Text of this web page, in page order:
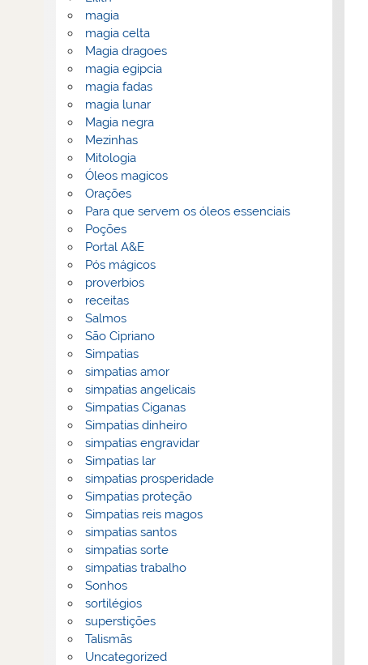
magia
magia celta
Magia dragoes
magia egipcia
magia fadas
magia lunar
Magia negra
Mezinhas
Mitologia
Óleos magicos
Orações
Para que servem os óleos essenciais
Poções
Portal A&E
Pós mágicos
proverbios
receitas
Salmos
São Cipriano
Simpatias
simpatias amor
simpatias angelicais
Simpatias Ciganas
Simpatias dinheiro
simpatias engravidar
Simpatias lar
simpatias prosperidade
Simpatias proteção
Simpatias reis magos
simpatias santos
simpatias sorte
simpatias trabalho
Sonhos
sortilégios
superstições
Talismãs
Uncategorized